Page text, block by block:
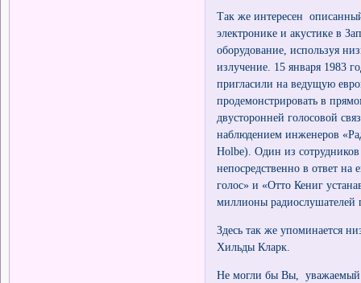
Так же интересен
электронике и акустике в
оборудование, используя
излучение. 15 января 1983
пригласили на ведущую
продемонстрировать в
двусторонней голосовой
наблюдением инженеров
Holbe). Один из
непосредственно в ответ
голос» и «Отто Кениг
миллионы радиослушателей
Здесь так же упоминается
Хильды Кларк.
Не могли бы Вы, уважаемый